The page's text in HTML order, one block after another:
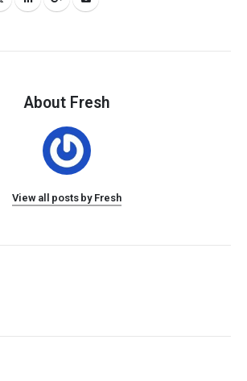
About Fresh
View all posts by Fresh